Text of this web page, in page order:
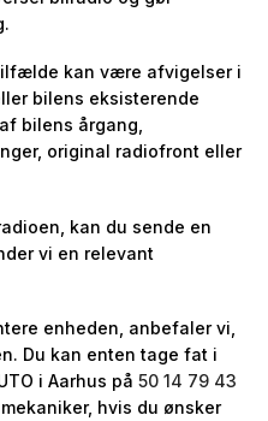
kan være afvigelser i
bilens eksisterende
bilens årgang,
original radiofront eller
kan du sende en
vi en relevant
enheden, anbefaler vi,
Du kan enten tage fat i
i Aarhus på 50 14 79 43
hvis du ønsker